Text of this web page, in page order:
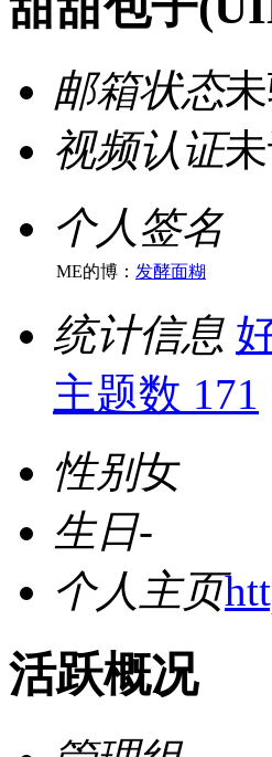
邮箱状态
视频认证
个人签名
ME的博： 发酵面糊
统计信息
主题数 171
性别女
生日-
个人主页
活跃概况